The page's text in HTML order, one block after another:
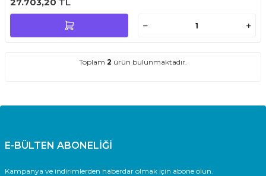
27.703,20 TL
Toplam 2 ürün bulunmaktadır.
E-BÜLTEN ABONELİĞİ
Kampanya ve indirimlerden haberdar olmak için abone olun.